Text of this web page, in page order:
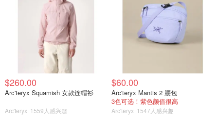
$260.00
Arc'teryx Squamish 女款连帽衫
Arc'teryx 1559人感兴趣
$60.00
Arc'teryx Mantis 2 腰包
3色可选！紫色颜值很高
Arc'teryx 1547人感兴趣